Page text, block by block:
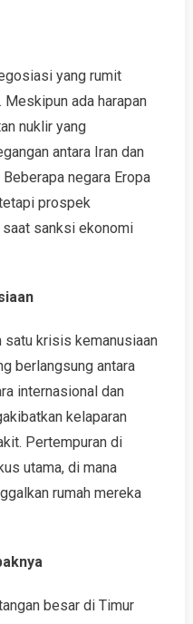
yang rumit
ada harapan
nuklir yang
antara Iran dan
negara Eropa
prospek
sanksi ekonomi
satu krisis kemanusiaan
berlangsung antara
internasional dan
kelaparan
Pertempuran di
utama, di mana
rumah mereka
besar di Timur